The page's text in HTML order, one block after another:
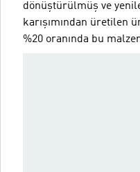
dönüştürülmüş ve
karışımından üretilen
%20 oranında bu